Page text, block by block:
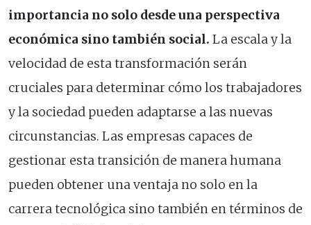
importancia no solo desde una perspectiva
económica sino también social. La escala y la
velocidad de esta transformación serán
cruciales para determinar cómo los trabajadores
y la sociedad pueden adaptarse a las nuevas
circunstancias. Las empresas capaces de
gestionar esta transición de manera humana
pueden obtener una ventaja no solo en la
carrera tecnológica sino también en términos de